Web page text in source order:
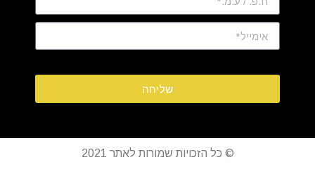
שליחה
© כל הזכויות שמורות לאתר 2021